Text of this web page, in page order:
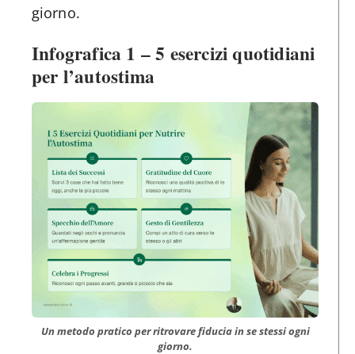
giorno.
Infografica 1 – 5 esercizi quotidiani
per l’autostima
Un metodo pratico per ritrovare fiducia in se stessi ogni
giorno.